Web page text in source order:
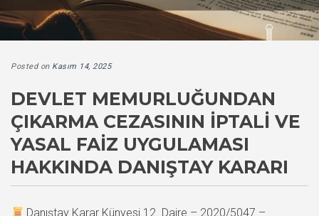
Posted on Kasım 14, 2025
DEVLET MEMURLUĞUNDAN
ÇIKARMA CEZASININ İPTALI VE
YASAL FAIZ UYGULAMASI
HAKKINDA DANIŞTAY KARARI
Danıştay Karar Künyesi 12. Daire – 2020/5047 –